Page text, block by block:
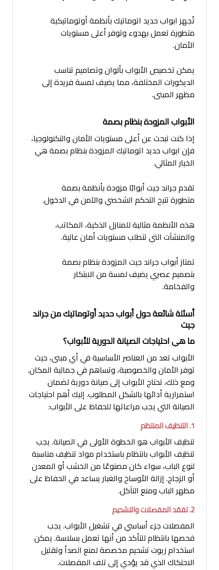
تُجهز ابواب حديد اتوماتيك بأنظمة أوتوماتيكية
متطورة تعمل بهدوء وتوفر أعلى مستويات
الأمان.
يمكن تخصيص الأبواب بألوان وتصاميم تناسب
الديكورات المختلفة، مما يضيف لمسة فريدة إلى
مظهر المبنى.
الأبواب المزودة بنظام بصمة
إذا كنت تبحث عن أعلى مستويات الأمان والتكنولوجيا،
فإن ابواب حديد اتوماتيك المزودة بنظام بصمة هي
الخيار المثالي.
تقدم جراند جيت أبوابًا مزودة بأنظمة بصمة
متطورة تتيح التحكم الشخصي والآمن في الدخول.
هذه الأنظمة مثالية للمنازل الذكية، المكاتب،
والمنشآت التي تتطلب مستويات أمان عالية.
تمتاز أبواب جراند جيت المزودة بنظام بصمة
بتصميم عصري يضيف لمسة من الابتكار
والفخامة.
أسئلة شائعة حول أبواب حديد أوتوماتيك من جراند
جيت
ما هي احتياجات الصيانة الدورية للأبواب؟
الأبواب تعد من العناصر الأساسية في أي مبنى، حيث
توفر الأمان والخصوصية، وتساهم في جمالية المكان.
ومع ذلك، تحتاج الأبواب إلى صيانة دورية لضمان
استمرارية أدائها بالشكل المطلوب. إليك أهم احتياجات
الصيانة التي يجب مراعاتها للحفاظ على الأبواب:
1. التنظيف المنتظم
تنظيف الأبواب هو الخطوة الأولى في الصيانة. يجب
تنظيف الأبواب بانتظام باستخدام مواد تنظيف مناسبة
لنوع الباب، سواء كان مصنوعًا من الخشب أو المعدن
أو الزجاج. إزالة الأوساخ والغبار يساعد في الحفاظ على
مظهر الباب ومنع التآكل.
2. تفقد المفصلات والتشحيم
المفصلات جزء أساسي في تشغيل الأبواب. يجب
فحصها بانتظام للتأكد من أنها تعمل بسلاسة. يمكن
استخدام زيوت تشحيم مخصصة لمنع الصدأ وتقليل
الاحتكاك الذي قد يؤدي إلى تلف المفصلات.